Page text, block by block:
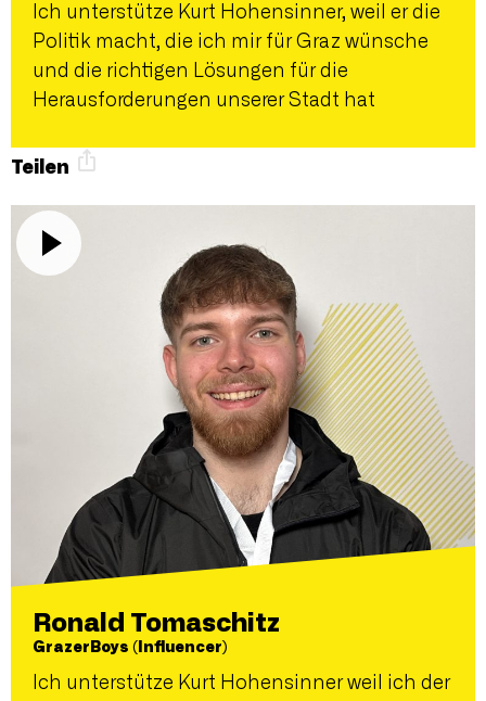
Ich unterstütze Kurt Hohensinner, weil er die
Politik macht, die ich mir für Graz wünsche
und die richtigen Lösungen für die
Herausforderungen unserer Stadt hat
Teilen
Ronald Tomaschitz
GrazerBoys (Influencer)
Ich unterstütze Kurt Hohensinner weil ich der